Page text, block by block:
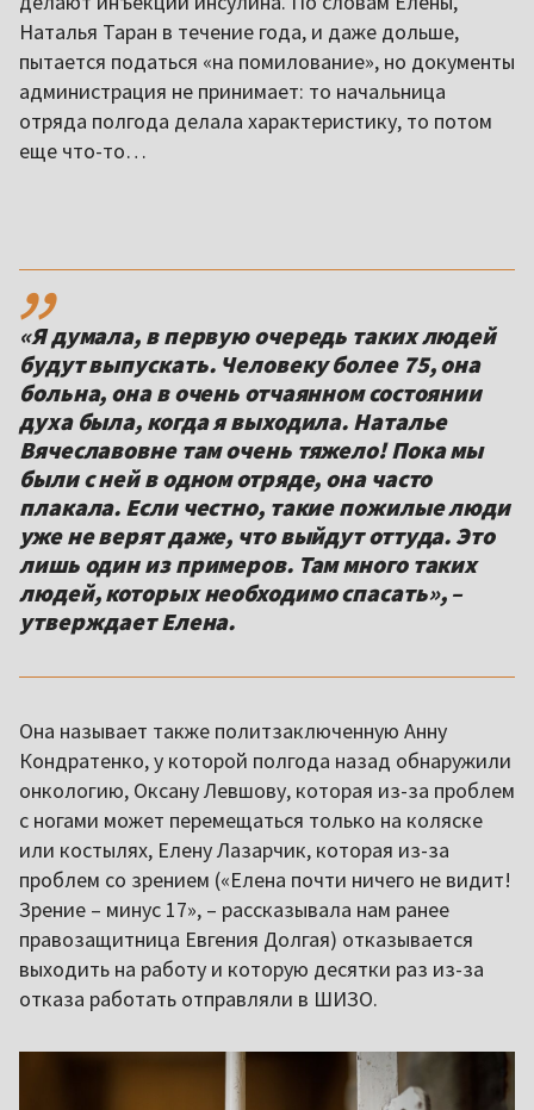
Наталья Таран в течение года, и даже дольше,
пытается податься «на помилование», но документы
администрация не принимает: то начальница
отряда полгода делала характеристику, то потом
еще что-то…
,,
«Я думала, в первую очередь таких людей
будут выпускать. Человеку более 75, она
больна, она в очень отчаянном состоянии
духа была, когда я выходила. Наталье
Вячеславовне там очень тяжело! Пока мы
были с ней в одном отряде, она часто
плакала. Если честно, такие пожилые люди
уже не верят даже, что выйдут оттуда. Это
лишь один из примеров. Там много таких
людей, которых необходимо спасать», –
утверждает Елена.
Она называет также политзаключенную Анну
Кондратенко, у которой полгода назад обнаружили
онкологию, Оксану Левшову, которая из-за проблем
с ногами может перемещаться только на коляске
или костылях, Елену Лазарчик, которая из-за
проблем со зрением («Елена почти ничего не видит!
Зрение – минус 17», – рассказывала нам ранее
правозащитница Евгения Долгая) отказывается
выходить на работу и которую десятки раз из-за
отказа работать отправляли в ШИЗО.